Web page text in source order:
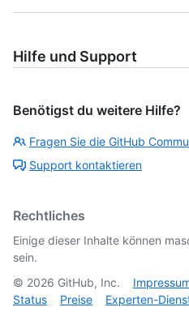
Hilfe und Support
Benötigst du weitere Hilfe?
Fragen Sie die GitHub
Support kontaktieren
Rechtliches
Einige dieser Inhalte können
sein.
© 2026 GitHub, Inc.
Status
Preise Experten-